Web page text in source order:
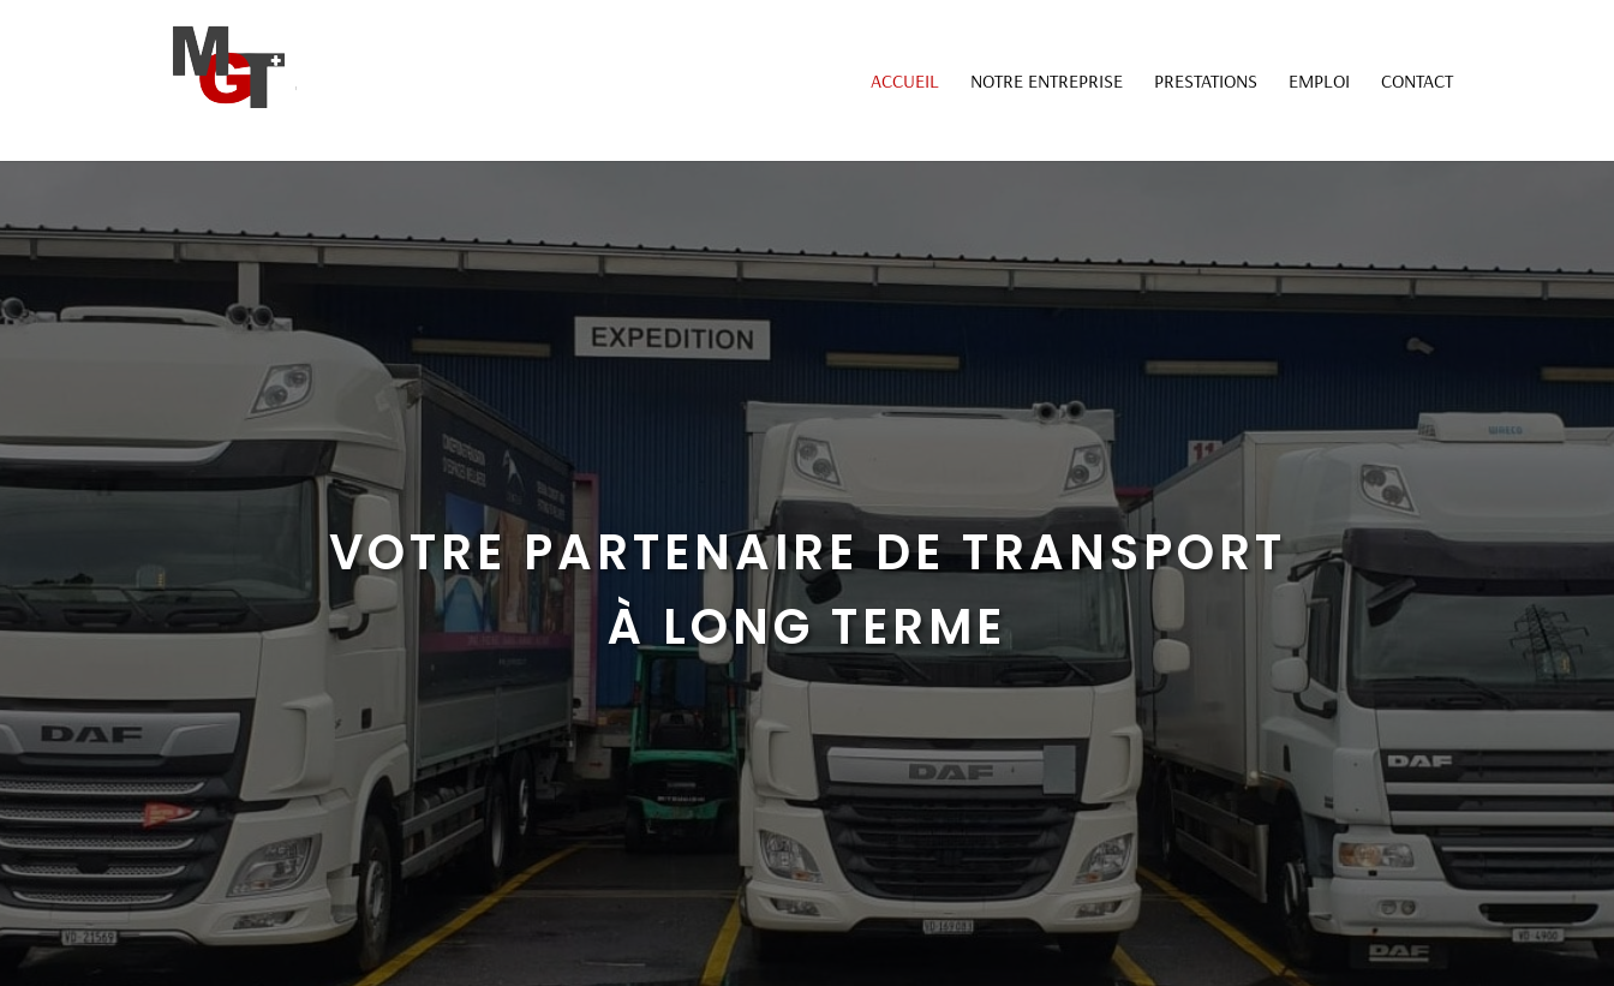
ACCUEIL NOTRE ENTREPRISE PRESTATIONS EMPLOI CONTACT
VOTRE PARTENAIRE DE TRANSPORT
À LONG TERME